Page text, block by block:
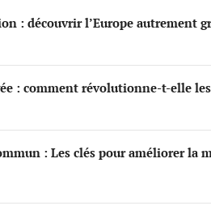
: découvrir l’Europe autrement
: comment révolutionne-t-elle
: Les clés pour améliorer la